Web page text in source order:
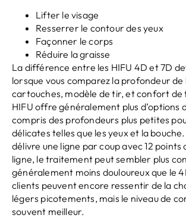
Lifter le visage
Resserrer le contour des yeux
Façonner le corps
Réduire la graisse
La différence entre les HIFU 4D et 7D
lorsque vous comparez la profondeur de
cartouches, modèle de tir, et confort
HIFU offre généralement plus d’options
compris des profondeurs plus petites
délicates telles que les yeux et la
délivre une ligne par coup avec 12 points
ligne, le traitement peut sembler plus
généralement moins douloureux que le
clients peuvent encore ressentir de la
légers picotements, mais le niveau de
souvent meilleur.